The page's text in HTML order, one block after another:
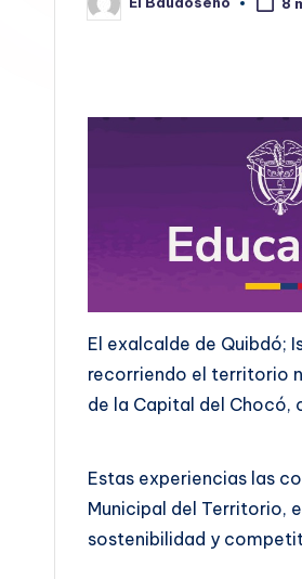
Publicado
por
El exalcalde de Quibdó;
recorriendo el territorio
de la Capital del Chocó,
Estas experiencias las
Municipal del Territorio,
sostenibilidad y